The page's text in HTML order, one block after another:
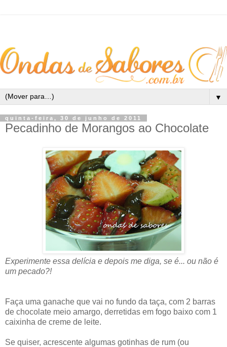
▼
quinta-feira, 30 de junho de 2011
Pecadinho de Morangos ao Chocolate
Experimente essa delícia e depois me diga, se é... ou não é
um pecado?!
Faça uma ganache que vai no fundo da taça, com 2 barras
de chocolate meio amargo, derretidas em fogo baixo com 1
caixinha de creme de leite.
Se quiser, acrescente algumas gotinhas de rum (ou